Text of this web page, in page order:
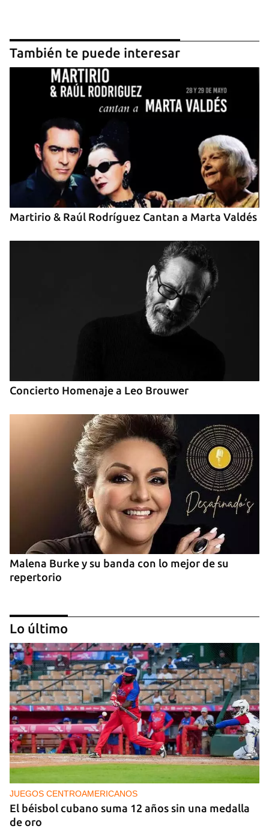
Guardar como favorito
Para poder guardar como favorito, primero has de
iniciar sesión con tu cuenta de 14ymedio.
INICIAR SESIÓN CANCELAR
También te puede interesar
Martirio & Raúl Rodríguez Cantan a Marta Valdés
Concierto Homenaje a Leo Brouwer
Malena Burke y su banda con lo mejor de su
repertorio
Arturo Sandoval en concierto junto a Chucho
Valdés
Lo último
JUEGOS CENTROAMERICANOS
El béisbol cubano suma 12 años sin una medalla
de oro